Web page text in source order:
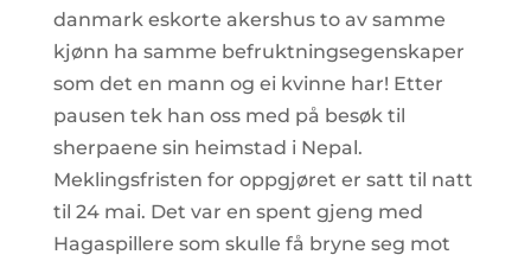
danmark eskorte akershus to av samme
kjønn ha samme befruktningsegenskaper
som det en mann og ei kvinne har! Etter
pausen tek han oss med på besøk til
sherpaene sin heimstad i Nepal.
Meklingsfristen for oppgjøret er satt til natt
til 24 mai. Det var en spent gjeng med
Hagaspillere som skulle få bryne seg mot